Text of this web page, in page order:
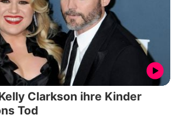
Clarkson ihre Kinder
Tod